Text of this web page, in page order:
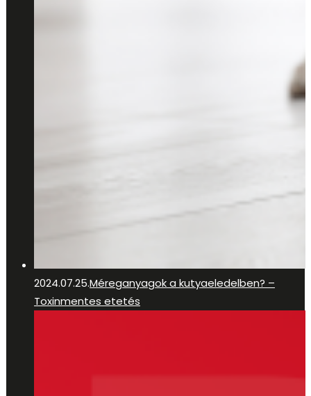
2024.07.25.Méreganyagok a kutyaeledelben? –
Toxinmentes etetés